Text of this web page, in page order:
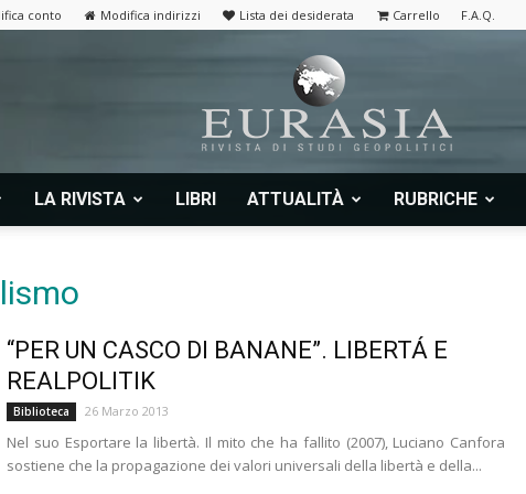
conto Modifica indirizzi Lista dei desiderata Carrello F.A.Q.
LA RIVISTA LIBRI ATTUALITÀ RUBRICHE
“PER UN CASCO DI BANANE”. LIBERTÁ E
REALPOLITIK
Biblioteca 26 Marzo 2013
Nel suo Esportare la libertà. Il mito che ha fallito (2007), Luciano Canfora
sostiene che la propagazione dei valori universali della libertà e della...